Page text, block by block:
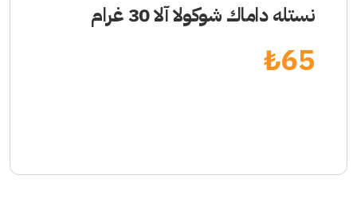
نستله داماك شوكولا آلا 30 غرام
65
₺